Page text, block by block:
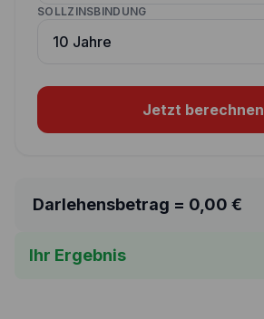
SOLLZINSBINDUNG
Jetzt berechnen
Darlehensbetrag = 0,00 €
Ihr Ergebnis